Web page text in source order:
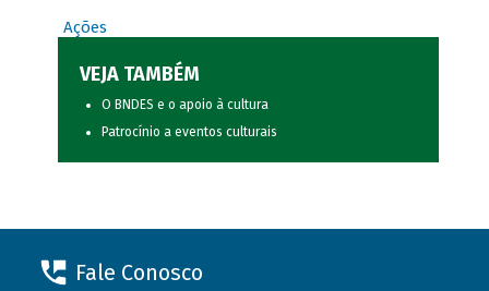
Ações
VEJA TAMBÉM
O BNDES e o apoio à cultura
Patrocínio a eventos culturais
Fale Conosco